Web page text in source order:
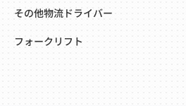
その他物流ドライバー
フォークリフト